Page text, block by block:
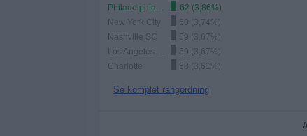
Philadelphia Union
62 (3,86%)
New York City
60 (3,74%)
Nashville SC
59 (3,67%)
59 (3,67%)
Charlotte
58 (3,61%)
Se komplet rangordning